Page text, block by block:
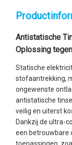
Antistatische
Oplossing
Statische
stofaantrekking,
ongewenste
antistatische
veilig en uiterst
Dankzij de ultra-
een betrouwbare
toepassingen,